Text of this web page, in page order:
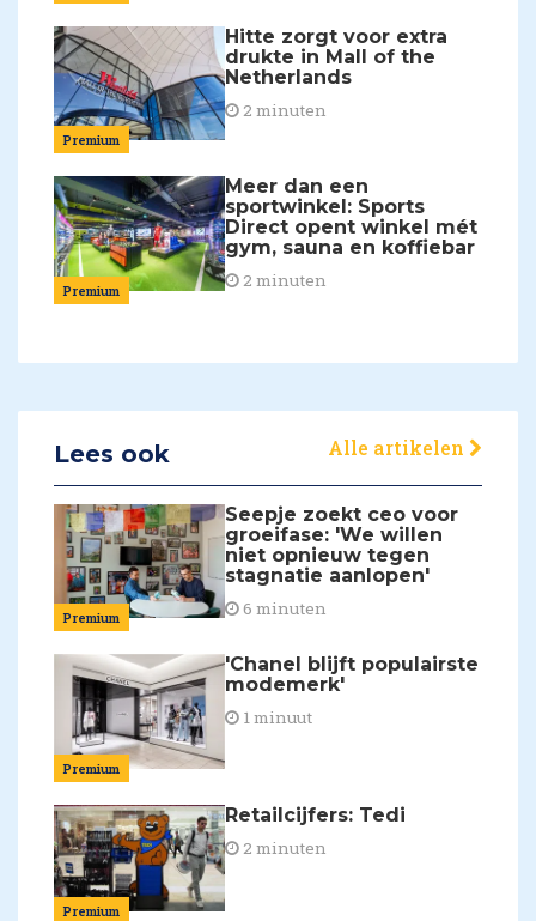
Premium
Hitte zorgt voor extra
drukte in Mall of the
Netherlands
2 minuten
Premium
Meer dan een
sportwinkel: Sports
Direct opent winkel mét
gym, sauna en koffiebar
2 minuten
Lees ook Alle artikelen
Premium
Seepje zoekt ceo voor
groeifase: 'We willen
niet opnieuw tegen
stagnatie aanlopen'
6 minuten
Premium
'Chanel blijft populairste
modemerk'
1 minuut
Premium
Retailcijfers: Tedi
2 minuten